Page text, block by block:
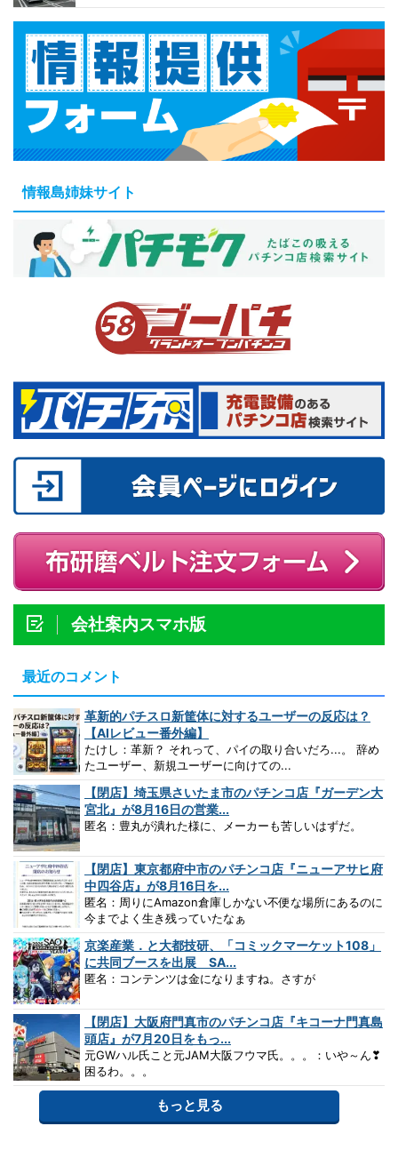
情報島姉妹サイト
会社案内スマホ版
最近のコメント
革新的パチスロ新筐体に対するユーザーの反応は？
【AIレビュー番外編】
たけし：革新？ それって、パイの取り合いだろ...。 辞め
たユーザー、新規ユーザーに向けての...
【閉店】埼玉県さいたま市のパチンコ店『ガーデン大
宮北』が8月16日の営業...
匿名：豊丸が潰れた様に、メーカーも苦しいはずだ。
【閉店】東京都府中市のパチンコ店『ニューアサヒ府
中四谷店』が8月16日を...
匿名：周りにAmazon倉庫しかない不便な場所にあるのに
今までよく生き残っていたなぁ
京楽産業．と大都技研、「コミックマーケット108」
に共同ブースを出展 SA...
匿名：コンテンツは金になりますね。さすが
【閉店】大阪府門真市のパチンコ店『キコーナ門真島
頭店』が7月20日をもっ...
元GWハル氏こと元JAM大阪フウマ氏。。。：いや～ん❣
困るわ。。。
もっと見る